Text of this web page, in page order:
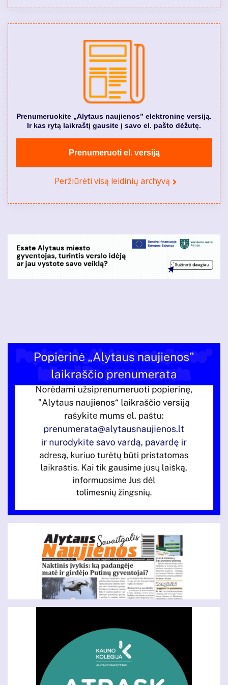
Prenumeruokite „Alytaus naujienos” elektroninę versiją.
Ir kas rytą laikraštį gausite į savo el. pašto dėžutę.
Prenumeruoti el. versiją
Peržiūrėti visą leidinių archyvą